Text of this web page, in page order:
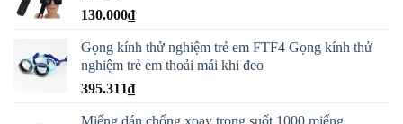
130.000₫
Gọng kính thử nghiệm trẻ em FTF4 Gọng kính thử
nghiệm trẻ em thoải mái khi đeo
395.311₫
Miếng dán chống xoay trong suốt 1000 miếng